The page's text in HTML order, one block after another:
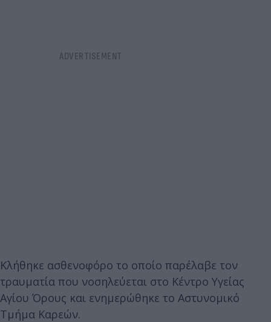
Κλήθηκε ασθενοφόρο το οποίο παρέλαβε τον
τραυματία που νοσηλεύεται στο Κέντρο Υγείας
Αγίου Όρους και ενημερώθηκε το Αστυνομικό
Τμήμα Καρεών.